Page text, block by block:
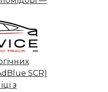
SCR)
з